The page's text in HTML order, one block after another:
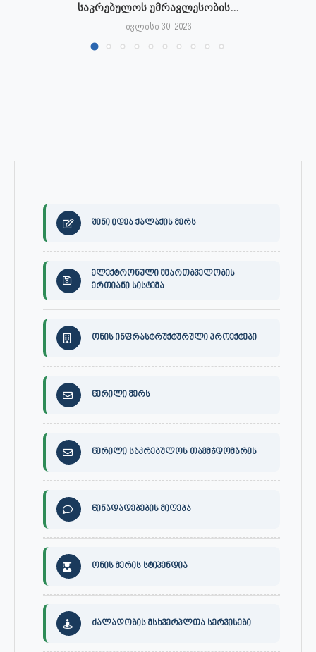
საკრებულოს უმრავლესობის...
ივლისი 30, 2026
შენი იდეა ქალაქის მერს
ელექტრონული მმართბველობის
ერთიანი სისტემა
ონის ინფრასტრუქტურული პროექტები
წერილი მერს
წერილი საკრებულოს თავმჯდომარეს
წინადადებების მიღება
ონის მერის სტიპენდია
ძალადობის მსხვერპლთა სერვისები